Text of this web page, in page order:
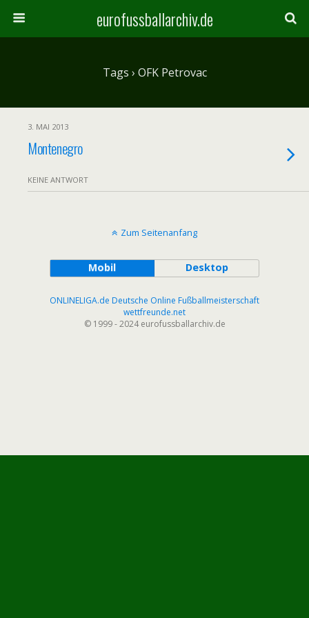
eurofussballarchiv.de
Tags › OFK Petrovac
3. MAI 2013
Montenegro
KEINE ANTWORT
Zum Seitenanfang
Mobil Desktop
ONLINELIGA.de Deutsche Online Fußballmeisterschaft
wettfreunde.net
© 1999 - 2024 eurofussballarchiv.de